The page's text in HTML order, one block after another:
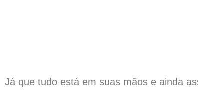
Já que tudo está em suas mãos e ainda